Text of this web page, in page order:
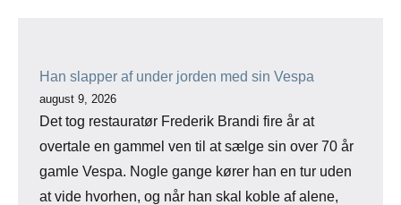
Han slapper af under jorden med sin Vespa
august 9, 2026
Det tog restauratør Frederik Brandi fire år at
overtale en gammel ven til at sælge sin over 70 år
gamle Vespa. Nogle gange kører han en tur uden
at vide hvorhen, og når han skal koble af alene,